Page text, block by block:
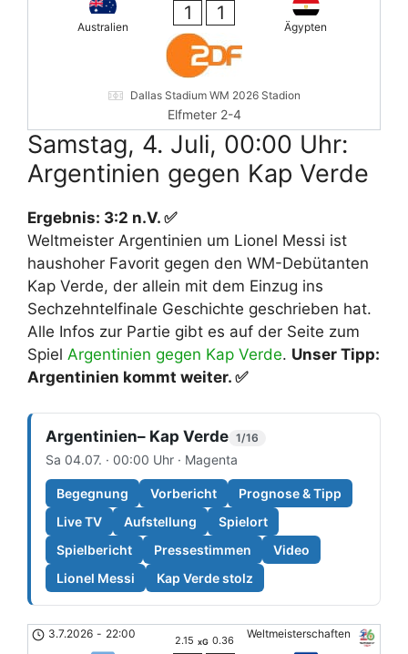
Australien
1 1
Ägypten
Dallas Stadium WM 2026 Stadion
Elfmeter 2-4
Samstag, 4. Juli, 00:00 Uhr:
Argentinien gegen Kap Verde
Ergebnis: 3:2 n.V. ✅
Weltmeister Argentinien um Lionel Messi ist
haushoher Favorit gegen den WM-Debütanten
Kap Verde, der allein mit dem Einzug ins
Sechzehntelfinale Geschichte geschrieben hat.
Alle Infos zur Partie gibt es auf der Seite zum
Spiel Argentinien gegen Kap Verde. Unser Tipp:
Argentinien kommt weiter. ✅
Argentinien– Kap Verde 1/16
Sa 04.07. · 00:00 Uhr · Magenta
Begegnung Vorbericht
Prognose & Tipp
Live TV
Aufstellung
Spielort
Spielbericht
Pressestimmen
Video
Lionel Messi
Kap Verde stolz
Weltmeisterschaften
3.7.2026 - 22:00
2.15 xG 0.36